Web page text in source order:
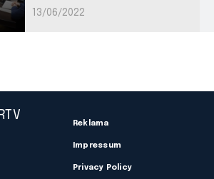
13/06/2022
Reklama
Impressum
Privacy Policy